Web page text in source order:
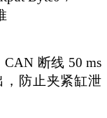
CAN 断线 50 ms
，防止夹紧缸泄